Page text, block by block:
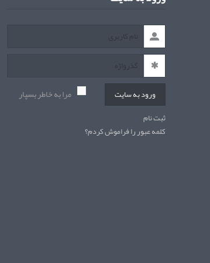
ورود به سایت مرا به خاطر بسپار
ثبت نام
کلمه عبور را فراموش کردم؟